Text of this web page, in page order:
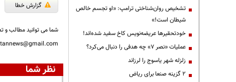
گزارش خطا
شما می توانید مطالب و
نظر شما
تشخیص روان‌شناختی ترامپ: «او تجسم خالص
شیطان است!»
خودتحقیرها عریضه‌نویس کاخ سفید شده‌اند!
عملیات «نصر ۷» چه هدفی را دنبال می‌کرد؟
زلزله شهر یاسوج را لرزاند
۲ گزینه صنعا برای ریاض